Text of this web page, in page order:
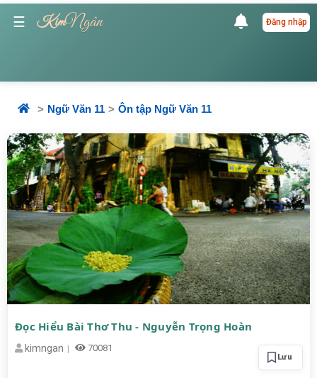
☰ KimNgân Đăng nhập
Ngữ Văn 11 Ôn tập Ngữ Văn 11
Đọc Hiểu Bài Thơ Thu - Nguyễn Trọng Hoàn
kimngan 70081
Lưu